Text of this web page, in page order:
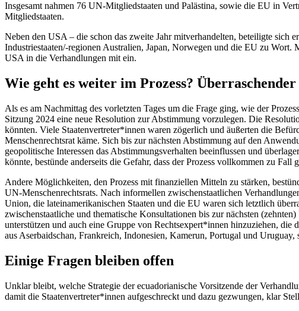
Insgesamt nahmen 76 UN-Mitgliedstaaten und Palästina, sowie die EU in
Mitgliedstaaten.
Neben den USA – die schon das zweite Jahr mitverhandelten, beteiligte sich
Industriestaaten/-regionen Australien, Japan, Norwegen und die EU zu
USA in die Verhandlungen mit ein.
Wie geht es weiter im Prozess?
Als es am Nachmittag des vorletzten Tages um die Frage ging, wie der
Sitzung 2024 eine neue Resolution zur Abstimmung vorzulegen. Die
könnten. Viele Staatenvertreter*innen waren zögerlich und äußerten die
Menschenrechtsrat käme. Sich bis zur nächsten Abstimmung auf den
geopolitische Interessen das Abstimmungsverhalten beeinflussen und
könnte, bestünde anderseits die Gefahr, dass der Prozess vollkommen zu Fall
Andere Möglichkeiten, den Prozess mit finanziellen Mitteln zu stärken,
UN-Menschenrechtsrats. Nach informellen zwischenstaatlichen
Union, die lateinamerikanischen Staaten und die EU waren sich letztlich
zwischenstaatliche und thematische Konsultationen bis zur nächsten
unterstützen und auch eine Gruppe von Rechtsexpert*innen hinzuziehen,
aus Aserbaidschan, Frankreich, Indonesien, Kamerun, Portugal und
Einige Fragen bleiben offen
Unklar bleibt, welche Strategie der ecuadorianische Vorsitzende der
damit die Staatenvertreter*innen aufgeschreckt und dazu gezwungen, klar